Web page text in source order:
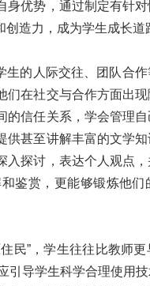
优势，通过制定有针
造力，成为学生成长道
的人际交往、团队合
在社交与合作方面出
信任关系，学会管理
甚至讲解丰富的文学
探讨，表达个人观点
鉴赏，更能够锻炼他
民”，学生往往比教师
引导学生科学合理使用